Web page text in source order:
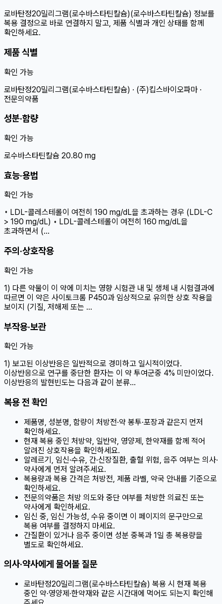
로바탄정20밀리그램(로수바스타틴칼슘)(로수바스타틴칼슘) 정보를
복용 결정으로 바로 연결하지 말고, 제품 식별과 개인 상태를 함께
확인하세요.
제품 식별
확인 가능
로바탄정20밀리그램(로수바스타틴칼슘) · (주)킵스바이오파마 ·
전문의약품
성분·함량
확인 가능
로수바스타틴칼슘 20.80 mg
효능·용법
확인 가능
◦ LDL-콜레스테롤이 여전히 190 mg/dL을 초과하는 경우 (LDL-C
> 190 mg/dL) ◦ LDL-콜레스테롤이 여전히 160 mg/dL을
초과하면서 (…
주의·상호작용
확인 가능
1) 다른 약물이 이 약에 미치는 영향 시험관 내 및 생체 내 시험결과에
따르면 이 약은 사이토크롬 P450과 임상적으로 유의한 상호 작용을
보이지 (기질, 저해제 또는 …
부작용·보관
확인 가능
1) 보고된 이상반응은 일반적으로 경미하고 일시적이었다.
이상반응으로 연구를 중단한 환자는 이 약 투여군중 4% 미만이었다.
이상반응의 발현빈도는 다음과 같이 분류…
복용 전 확인
제품명, 성분명, 함량이 처방전·약 봉투·포장과 같은지 먼저
확인하세요.
현재 복용 중인 처방약, 일반약, 영양제, 한약재를 함께 적어
알려진 상호작용을 확인하세요.
알레르기, 임신·수유, 간·신장질환, 출혈 위험, 음주 여부는 의사·
약사에게 먼저 알려주세요.
복용량과 복용 간격은 처방전, 제품 라벨, 약국 안내를 기준으로
확인하세요.
전문의약품은 처방 의도와 중단 여부를 처방한 의료진 또는
약사에게 확인하세요.
임신 중, 임신 가능성, 수유 중이면 이 페이지의 문구만으로
복용 여부를 결정하지 마세요.
간질환이 있거나 음주 중이면 성분 중복과 1일 총 복용량을
별도로 확인하세요.
의사·약사에게 물어볼 질문
로바탄정20밀리그램(로수바스타틴칼슘) 복용 시 현재 복용
중인 약·영양제·한약재와 같은 시간대에 먹어도 되는지 확인해